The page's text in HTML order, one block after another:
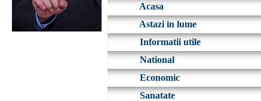
Acasa
Astazi in lume
Informatii utile
National
Economic
Sanatate